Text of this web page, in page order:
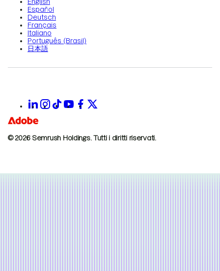
English
Español
Deutsch
Français
Italiano
Português (Brasil)
日本語
© 2026 Semrush Holdings. Tutti i diritti riservati.